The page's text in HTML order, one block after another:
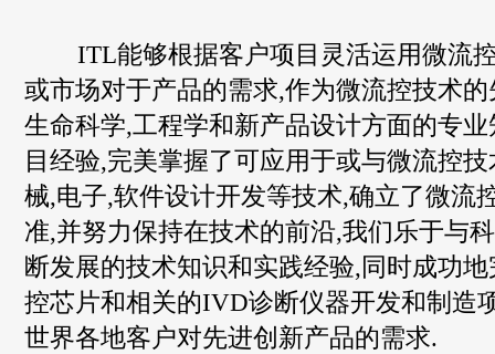
ITL能够根据客户项目灵活运用微流
或市场对于产品的需求,作为微流控技术
生命科学,工程学和新产品设计方面的专
目经验,完美掌握了可应用于或与微流控
械,电子,软件设计开发等技术,确立了微流
准,并努力保持在技术的前沿,我们乐于与
断发展的技术知识和实践经验,同时成功
控芯片和相关的IVD诊断仪器开发和制造
世界各地客户对先进创新产品的需求.